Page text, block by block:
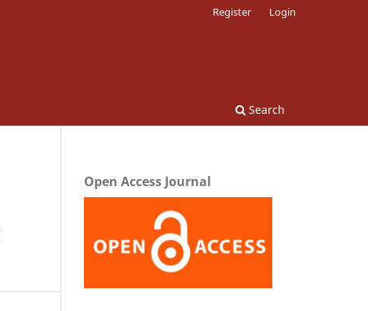
Search
Register Login
Open Access Journal